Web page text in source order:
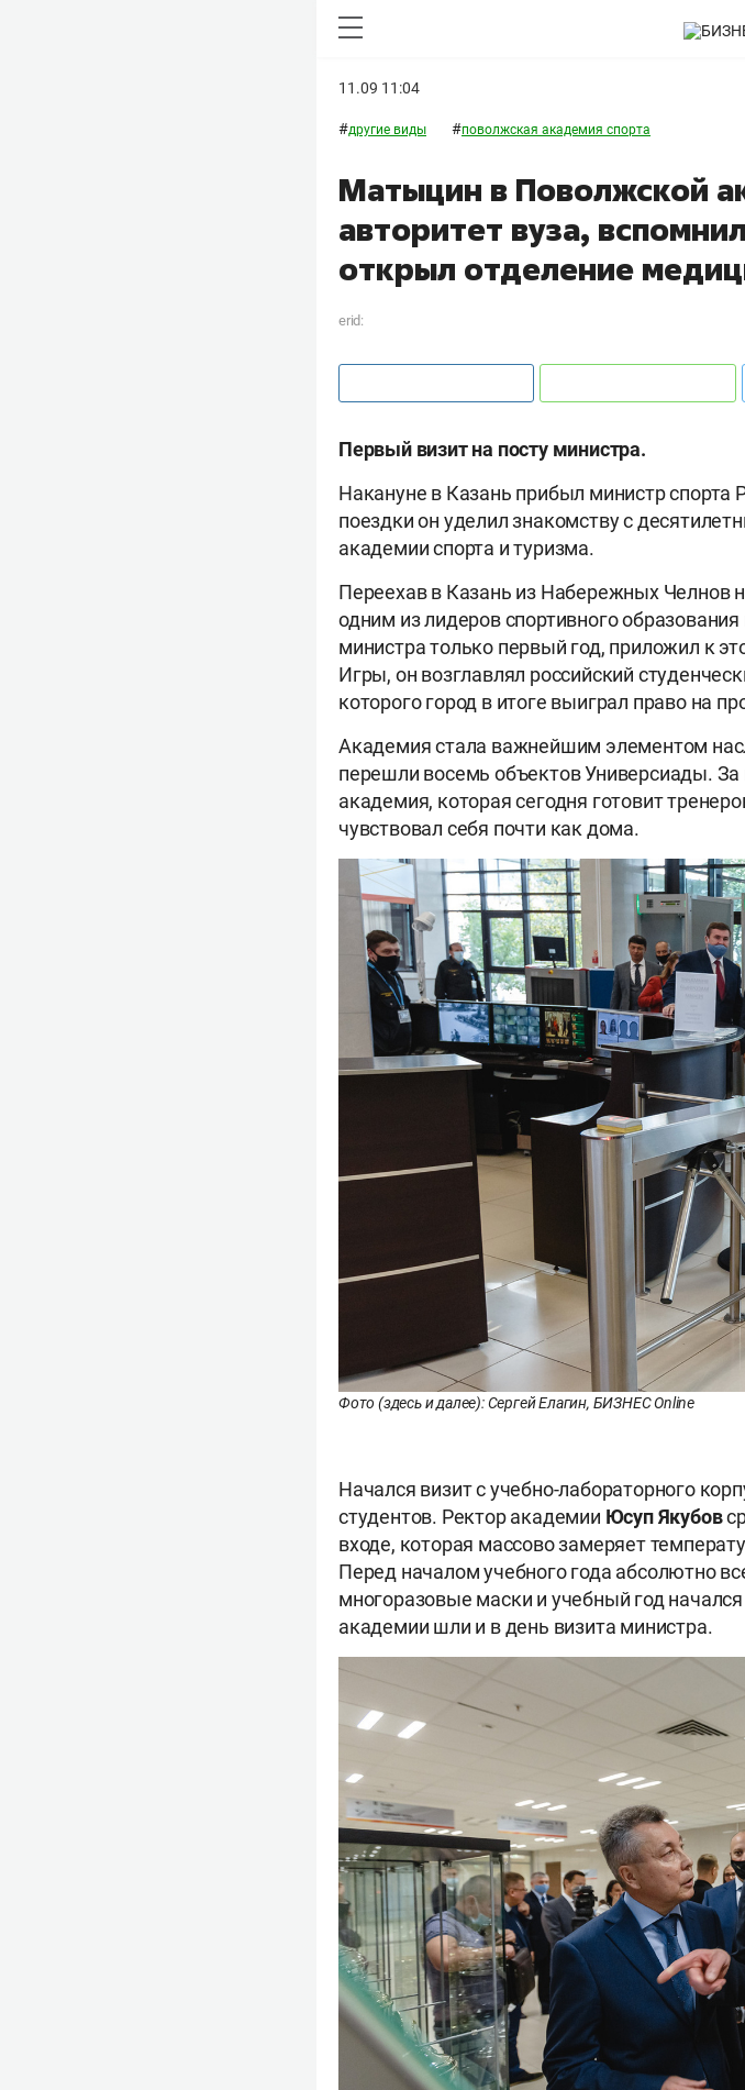
11.09 11:04
#другие виды #поволжская академия спорта
Матыцин в Поволжской
авторитет вуза,
открыл отделение
erid:
Первый визит на посту министра.
Накануне в Казань прибыл министр спорта
поездки он уделил знакомству с
академии спорта и туризма.
Переехав в Казань из Набережных Челнов
одним из лидеров спортивного
министра только первый год, приложил к
Игры, он возглавлял российский
которого город в итоге выиграл право на
Академия стала важнейшим элементом
перешли восемь объектов Универсиады.
академия, которая сегодня готовит
чувствовал себя почти как дома.
Фото (здесь и далее): Сергей Елагин, БИЗНЕС Online
Начался визит с учебно-лабораторного
студентов. Ректор академии Юсуп Якубов
входе, которая массово замеряет
Перед началом учебного года абсолютно
многоразовые маски и учебный год
академии шли и в день визита министра.